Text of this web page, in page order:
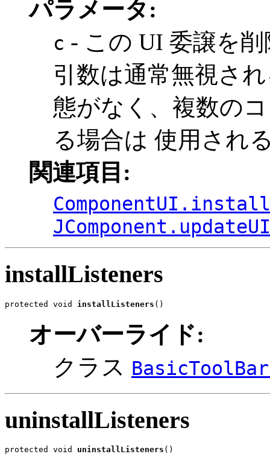
パラメータ:
c - この UI 委譲を
引数は通常無視さ
態がなく、複数の
る場合は 使用され
関連項目:
installListeners
protected void installListeners ()
オーバーライド:
クラス
uninstallListeners
protected void uninstallListeners ()